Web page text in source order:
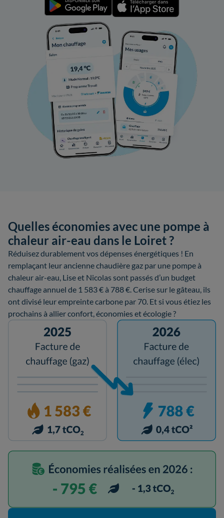
Quelles économies avec une pompe à
chaleur air-eau dans le Loiret ?
Réduisez durablement vos dépenses énergétiques ! En
remplaçant leur ancienne chaudière gaz par une pompe à
chaleur air-eau, Lise et Nicolas sont passés d’un budget
chauffage annuel de 1 583 € à 788 €. Cerise sur le gâteau, ils
ont divisé leur empreinte carbone par 70. Et si vous étiez les
prochains à allier confort, économies et écologie ?